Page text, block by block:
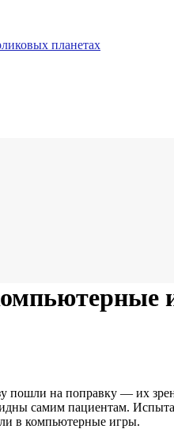
планетах
пошли на поправку — их
самим пациентам.
в компьютерные игры.